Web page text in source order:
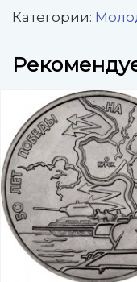
Категории: